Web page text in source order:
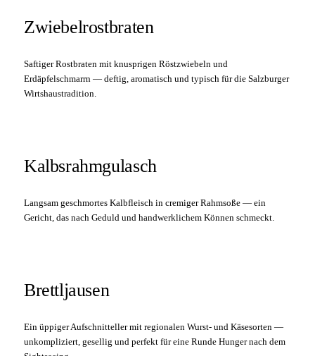
Zwiebelrostbraten
Saftiger Rostbraten mit knusprigen Röstzwiebeln und
Erdäpfelschmarrn — deftig, aromatisch und typisch für die Salzburger
Wirtshaustradition.
Kalbsrahmgulasch
Langsam geschmortes Kalbfleisch in cremiger Rahmsoße — ein
Gericht, das nach Geduld und handwerklichem Können schmeckt.
Brettljausen
Ein üppiger Aufschnitteller mit regionalen Wurst- und Käsesorten —
unkompliziert, gesellig und perfekt für eine Runde Hunger nach dem